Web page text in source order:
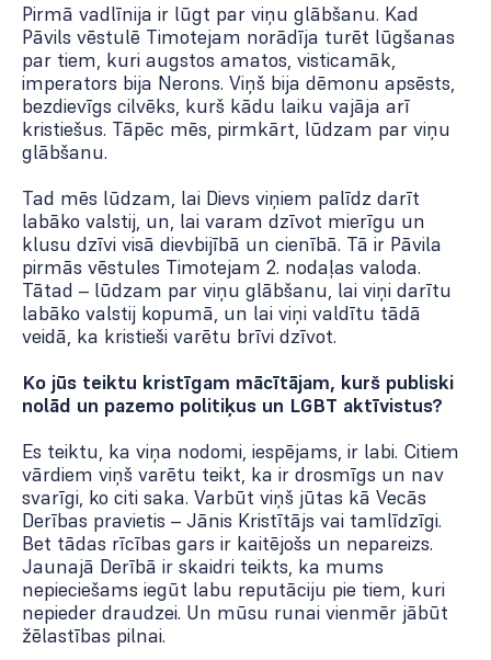
Pirmā vadlīnija ir lūgt par viņu glābšanu. Kad
Pāvils vēstulē Timotejam norādīja turēt lūgšanas
par tiem, kuri augstos amatos, visticamāk,
imperators bija Nerons. Viņš bija dēmonu apsēsts,
bezdievīgs cilvēks, kurš kādu laiku vajāja arī
kristiešus. Tāpēc mēs, pirmkārt, lūdzam par viņu
glābšanu.
Tad mēs lūdzam, lai Dievs viņiem palīdz darīt
labāko valstij, un, lai varam dzīvot mierīgu un
klusu dzīvi visā dievbijībā un cienībā. Tā ir Pāvila
pirmās vēstules Timotejam 2. nodaļas valoda.
Tātad – lūdzam par viņu glābšanu, lai viņi darītu
labāko valstij kopumā, un lai viņi valdītu tādā
veidā, ka kristieši varētu brīvi dzīvot.
Ko jūs teiktu kristīgam mācītājam, kurš publiski
nolād un pazemo politiķus un LGBT aktīvistus?
Es teiktu, ka viņa nodomi, iespējams, ir labi. Citiem
vārdiem viņš varētu teikt, ka ir drosmīgs un nav
svarīgi, ko citi saka. Varbūt viņš jūtas kā Vecās
Derības pravietis – Jānis Kristītājs vai tamlīdzīgi.
Bet tādas rīcības gars ir kaitējošs un nepareizs.
Jaunajā Derībā ir skaidri teikts, ka mums
nepieciešams iegūt labu reputāciju pie tiem, kuri
nepieder draudzei. Un mūsu runai vienmēr jābūt
žēlastības pilnai.